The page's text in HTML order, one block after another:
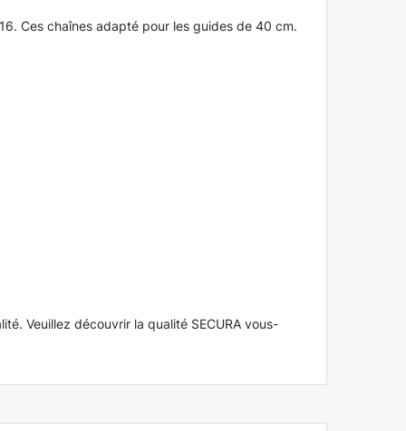
Ces chaînes adapté pour les guides de 40 cm.
Veuillez découvrir la qualité SECURA vous-